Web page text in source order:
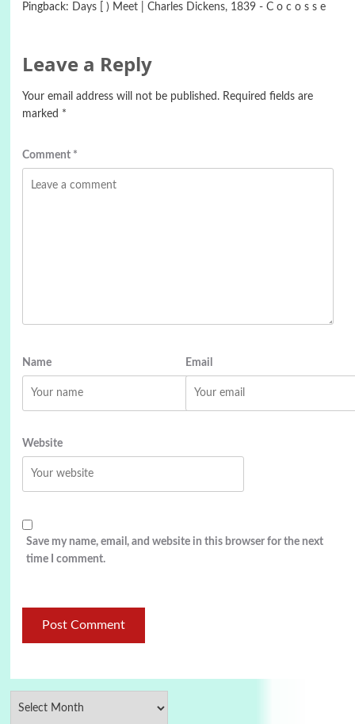
Pingback: Days [ ) Meet | Charles Dickens, 1839 - C o c o s s e
Leave a Reply
Your email address will not be published. Required fields are
marked *
Comment *
Name Email
Website
Save my name, email, and website in this browser for the next
time I comment.